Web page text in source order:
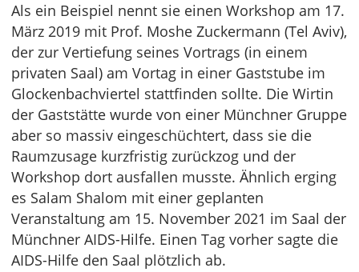
Als ein Beispiel nennt sie einen Workshop am 17.
März 2019 mit Prof. Moshe Zuckermann (Tel Aviv),
der zur Vertiefung seines Vortrags (in einem
privaten Saal) am Vortag in einer Gaststube im
Glockenbachviertel stattfinden sollte. Die Wirtin
der Gaststätte wurde von einer Münchner Gruppe
aber so massiv eingeschüchtert, dass sie die
Raumzusage kurzfristig zurückzog und der
Workshop dort ausfallen musste. Ähnlich erging
es Salam Shalom mit einer geplanten
Veranstaltung am 15. November 2021 im Saal der
Münchner AIDS-Hilfe. Einen Tag vorher sagte die
AIDS-Hilfe den Saal plötzlich ab.